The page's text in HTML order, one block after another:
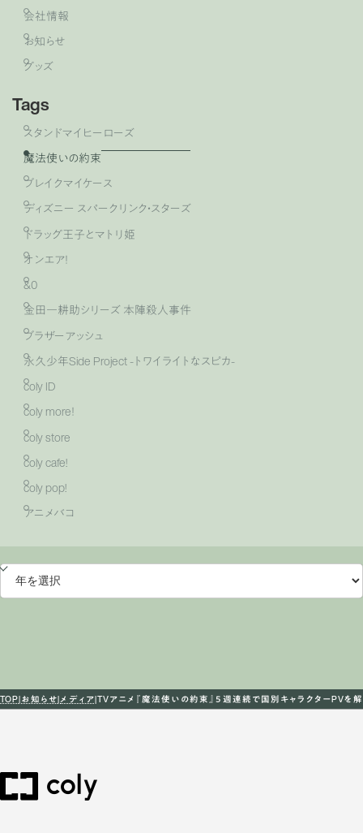
TOP お知らせメディア TVアニメ『魔法使いの約束』５週連続で国別キャラクターPVを解
会社情報
お知らせ
グッズ
Tags
スタンドマイヒーローズ
魔法使いの約束
ブレイクマイケース
ディズニー スパークリンク・スターズ
ドラッグ王子とマトリ姫
オンエア！
&0
金田一耕助シリーズ 本陣殺人事件
ブラザーアッシュ
永久少年Side Project -トワイライトなスピカ-
coly ID
coly more！
coly store
coly cafe!
coly pop!
アニメバコ